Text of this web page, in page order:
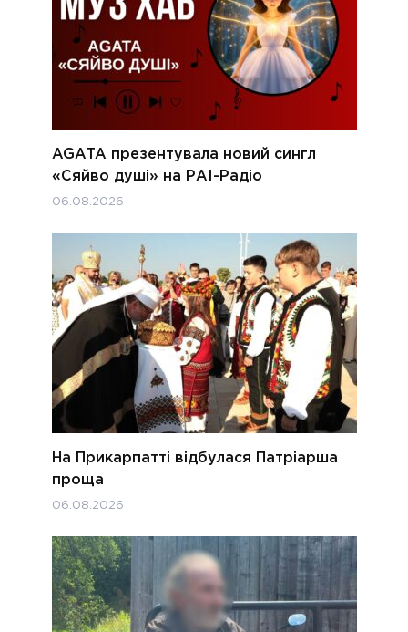
AGATA презентувала новий сингл
«Сяйво душі» на РАІ-Радіо
06.08.2026
На Прикарпатті відбулася Патріарша
проща
06.08.2026